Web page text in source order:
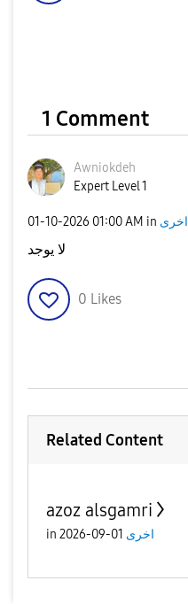
1 Comment
Awniokdeh
Expert Level 1
‎01-10-2026 01:00 AM in اخرى
لا يوجد
0 Likes
Related Content
azoz alsgamri
in اخرى 01-09-2026